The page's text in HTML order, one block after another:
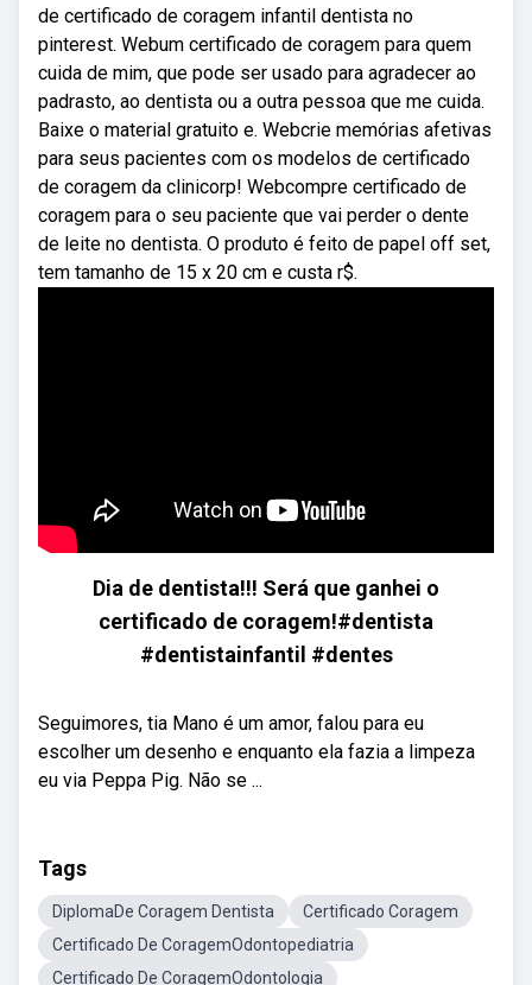
de certificado de coragem infantil dentista no
pinterest. Webum certificado de coragem para quem
cuida de mim, que pode ser usado para agradecer ao
padrasto, ao dentista ou a outra pessoa que me cuida.
Baixe o material gratuito e. Webcrie memórias afetivas
para seus pacientes com os modelos de certificado
de coragem da clinicorp! Webcompre certificado de
coragem para o seu paciente que vai perder o dente
de leite no dentista. O produto é feito de papel off set,
tem tamanho de 15 x 20 cm e custa r$.
Dia de dentista!!! Será que ganhei o
certificado de coragem!#dentista
#dentistainfantil #dentes
Seguimores, tia Mano é um amor, falou para eu
escolher um desenho e enquanto ela fazia a limpeza
eu via Peppa Pig. Não se ...
Tags
DiplomaDe Coragem Dentista
Certificado Coragem
Certificado De CoragemOdontopediatria
Certificado De CoragemOdontologia